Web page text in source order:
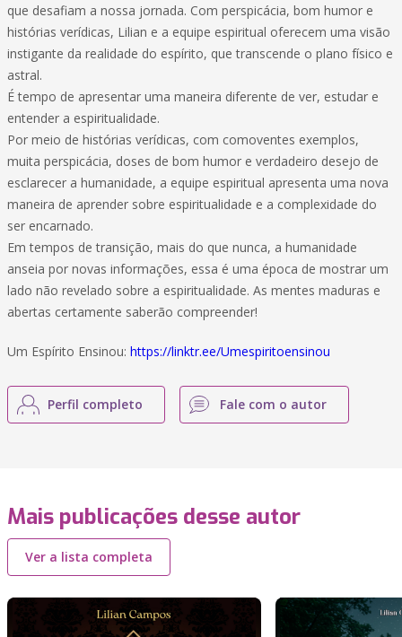
que desafiam a nossa jornada. Com perspicácia, bom humor e
histórias verídicas, Lilian e a equipe espiritual oferecem uma visão
instigante da realidade do espírito, que transcende o plano físico e
astral.
É tempo de apresentar uma maneira diferente de ver, estudar e
entender a espiritualidade.
Por meio de histórias verídicas, com comoventes exemplos,
muita perspicácia, doses de bom humor e verdadeiro desejo de
esclarecer a humanidade, a equipe espiritual apresenta uma nova
maneira de aprender sobre espiritualidade e a complexidade do
ser encarnado.
Em tempos de transição, mais do que nunca, a humanidade
anseia por novas informações, essa é uma época de mostrar um
lado não revelado sobre a espiritualidade. As mentes maduras e
abertas certamente saberão compreender!
Um Espírito Ensinou: https://linktr.ee/Umespiritoensinou
Perfil completo Fale com o autor
Mais publicações desse autor
Ver a lista completa